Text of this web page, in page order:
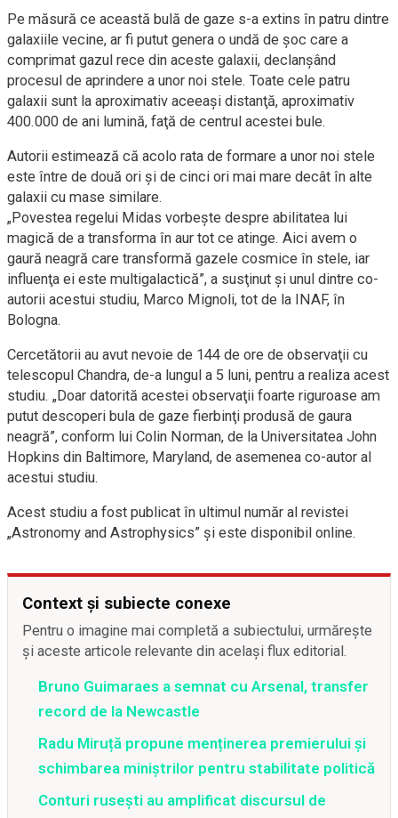
Pe măsură ce această bulă de gaze s-a extins în patru dintre
galaxiile vecine, ar fi putut genera o undă de şoc care a
comprimat gazul rece din aceste galaxii, declanşând
procesul de aprindere a unor noi stele. Toate cele patru
galaxii sunt la aproximativ aceeaşi distanţă, aproximativ
400.000 de ani lumină, faţă de centrul acestei bule.
Autorii estimează că acolo rata de formare a unor noi stele
este între de două ori şi de cinci ori mai mare decât în alte
galaxii cu mase similare.
„Povestea regelui Midas vorbeşte despre abilitatea lui
magică de a transforma în aur tot ce atinge. Aici avem o
gaură neagră care transformă gazele cosmice în stele, iar
influenţa ei este multigalactică”, a susţinut şi unul dintre co-
autorii acestui studiu, Marco Mignoli, tot de la INAF, în
Bologna.
Cercetătorii au avut nevoie de 144 de ore de observaţii cu
telescopul Chandra, de-a lungul a 5 luni, pentru a realiza acest
studiu. „Doar datorită acestei observaţii foarte riguroase am
putut descoperi bula de gaze fierbinţi produsă de gaura
neagră”, conform lui Colin Norman, de la Universitatea John
Hopkins din Baltimore, Maryland, de asemenea co-autor al
acestui studiu.
Acest studiu a fost publicat în ultimul număr al revistei
„Astronomy and Astrophysics” şi este disponibil online.
Context și subiecte conexe
Pentru o imagine mai completă a subiectului, urmărește
și aceste articole relevante din același flux editorial.
Bruno Guimaraes a semnat cu Arsenal, transfer
record de la Newcastle
Radu Miruță propune menținerea premierului și
schimbarea miniștrilor pentru stabilitate politică
Conturi rusești au amplificat discursul de